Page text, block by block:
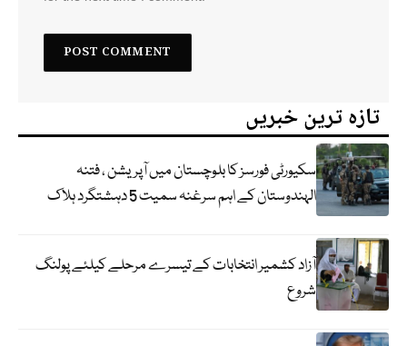
تازہ ترین خبریں
سکیورٹی فورسز کا بلوچستان میں آپریشن ، فتنہ
الہندوستان کے اہم سرغنہ سمیت 5 دہشتگرد ہلاک
آزاد کشمیر انتخابات کے تیسرے مرحلے کیلئے پولنگ
شروع